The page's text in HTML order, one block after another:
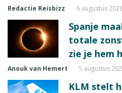
Redactie Reisbizz 6 augustus
Spanje
totale
zie je hem
Anouk van Hemert 5 augustus
KLM stelt